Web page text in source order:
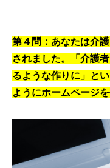
第４問：あなたは介
されました。「介護
るような作りに」と
ようにホームページ